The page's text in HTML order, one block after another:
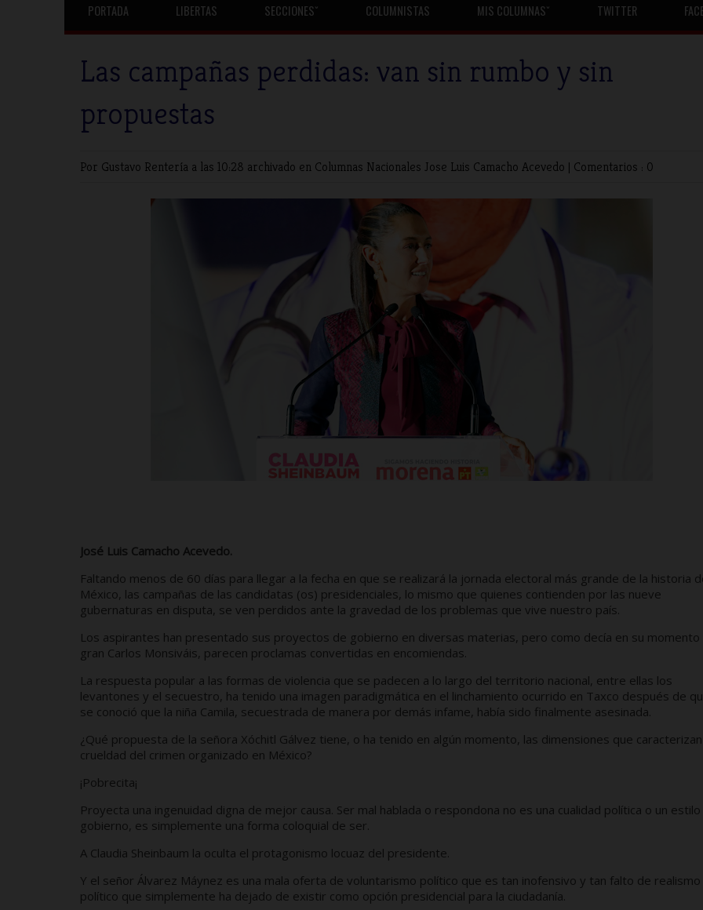
PORTADA LIBERTAS SECCIONESˇ COLUMNISTAS MIS COLUMNASˇ TWITTER
Las campañas perdidas: van sin rumbo y sin
propuestas
Por Gustavo Rentería a las 10:28 archivado en Columnas Nacionales Jose Luis Camacho Acevedo | Comentarios : 0
José Luis Camacho Acevedo.
Faltando menos de 60 días para llegar a la fecha en que se realizará la jornada electoral más grande de la historia
México, las campañas de las candidatas (os) presidenciales, lo mismo que quienes contienden por las nueve
gubernaturas en disputa, se ven perdidos ante la gravedad de los problemas que vive nuestro país.
Los aspirantes han presentado sus proyectos de gobierno en diversas materias, pero como decía en su momento
gran Carlos Monsiváis, parecen proclamas convertidas en encomiendas.
La respuesta popular a las formas de violencia que se padecen a lo largo del territorio nacional, entre ellas los
levantones y el secuestro, ha tenido una imagen paradigmática en el linchamiento ocurrido en Taxco después de
se conoció que la niña Camila, secuestrada de manera por demás infame, había sido finalmente asesinada.
¿Qué propuesta de la señora Xóchitl Gálvez tiene, o ha tenido en algún momento, las dimensiones que caracterizan
crueldad del crimen organizado en México?
¡Pobrecita¡
Proyecta una ingenuidad digna de mejor causa. Ser mal hablada o respondona no es una cualidad política o un
gobierno, es simplemente una forma coloquial de ser.
A Claudia Sheinbaum la oculta el protagonismo locuaz del presidente.
Y el señor Álvarez Máynez es una mala oferta de voluntarismo político que es tan inofensivo y tan falto de realismo
político que simplemente ha dejado de existir como opción presidencial para la ciudadanía.